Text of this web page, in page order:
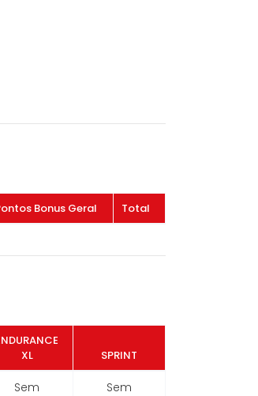
Bonus Geral Total
XL
SPRINT
Sem
Sem